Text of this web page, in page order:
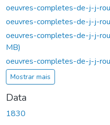
oeuvres-completes-de-j-j-
oeuvres-completes-de-j-j-
oeuvres-completes-de-j-j-
MB)
oeuvres-completes-de-j-j-
Mostrar mais
Data
1830